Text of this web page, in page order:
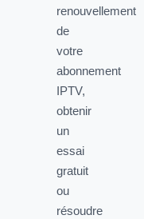
renouvellement
de
votre
abonnement
IPTV,
obtenir
un
essai
gratuit
ou
résoudre